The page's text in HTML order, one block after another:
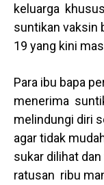
keluarga
suntikan vaksin
19 yang kini
Para ibu bapa
menerima
melindungi diri
agar tidak
sukar dilihat
ratusan ribu